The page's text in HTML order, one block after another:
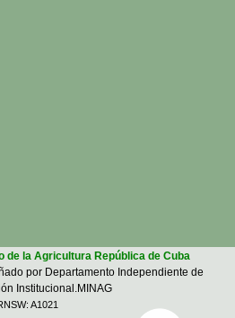
de la Agricultura República de Cuba
por Departamento Independiente de
Institucional.MINAG
A1021